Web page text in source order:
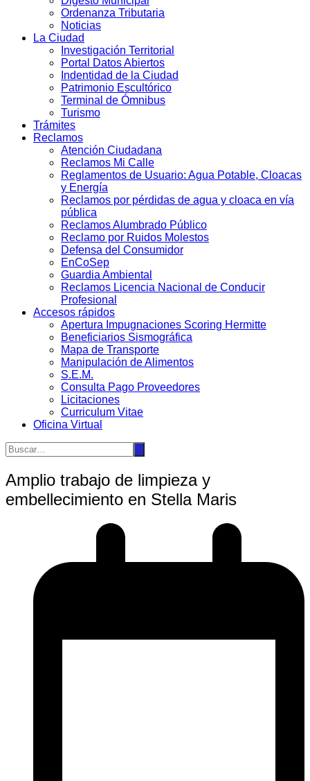
Ordenanza Tributaria
Noticias
La Ciudad
Investigación Territorial
Portal Datos Abiertos
Indentidad de la Ciudad
Patrimonio Escultórico
Terminal de Ómnibus
Turismo
Trámites
Reclamos
Atención Ciudadana
Reclamos Mi Calle
Reglamentos de Usuario: Agua Potable, Cloacas
y Energía
Reclamos por pérdidas de agua y cloaca en vía
pública
Reclamos Alumbrado Público
Reclamo por Ruidos Molestos
Defensa del Consumidor
EnCoSep
Guardia Ambiental
Reclamos Licencia Nacional de Conducir
Profesional
Accesos rápidos
Apertura Impugnaciones Scoring Hermitte
Beneficiarios Sismográfica
Mapa de Transporte
Manipulación de Alimentos
S.E.M.
Consulta Pago Proveedores
Licitaciones
Curriculum Vitae
Oficina Virtual
Amplio trabajo de limpieza y
embellecimiento en Stella Maris